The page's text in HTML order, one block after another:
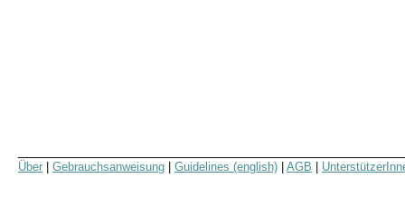
Über Gebrauchsanweisung Guidelines (english) AGB